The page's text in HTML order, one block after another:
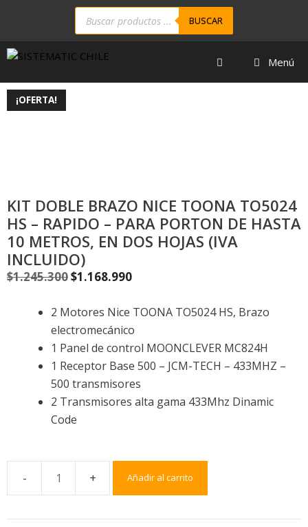
BUSCAR
Menú
¡OFERTA!
KIT DOBLE BRAZO NICE TOONA TO5024
HS – RAPIDO – PARA PORTON DE HASTA
10 METROS, EN DOS HOJAS (IVA
INCLUIDO)
$1.245.300$1.168.990
2 Motores Nice TOONA TO5024 HS, Brazo
electromecánico
1 Panel de control MOONCLEVER MC824H
1 Receptor Base 500 – JCM-TECH – 433MHZ –
500 transmisores
2 Transmisores alta gama 433Mhz Dinamic
Code
Añadir al carrito